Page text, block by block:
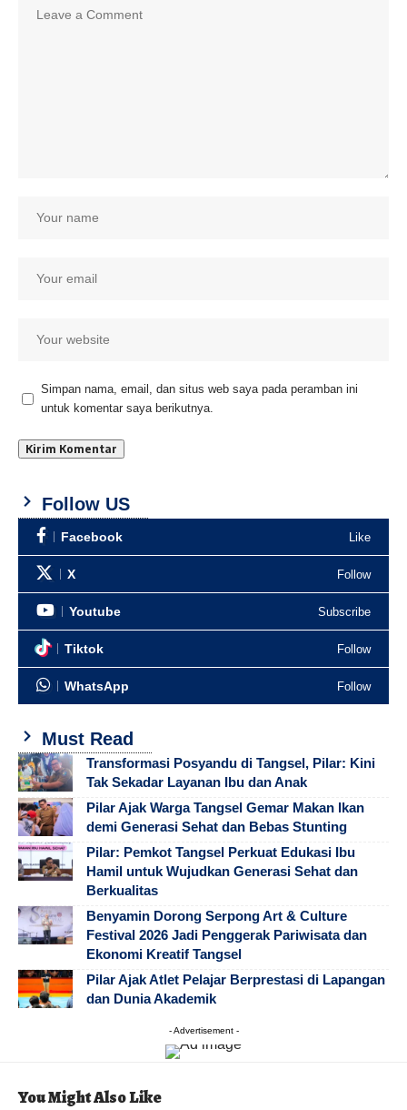
Simpan nama, email, dan situs web saya pada peramban ini
untuk komentar saya berikutnya.
Follow US
Facebook Like
X Follow
Youtube Subscribe
Tiktok Follow
WhatsApp Follow
Must Read
Transformasi Posyandu di Tangsel, Pilar: Kini
Tak Sekadar Layanan Ibu dan Anak
Pilar Ajak Warga Tangsel Gemar Makan Ikan
demi Generasi Sehat dan Bebas Stunting
Pilar: Pemkot Tangsel Perkuat Edukasi Ibu
Hamil untuk Wujudkan Generasi Sehat dan
Berkualitas
Benyamin Dorong Serpong Art & Culture
Festival 2026 Jadi Penggerak Pariwisata dan
Ekonomi Kreatif Tangsel
Pilar Ajak Atlet Pelajar Berprestasi di Lapangan
dan Dunia Akademik
- Advertisement -
You Might Also Like